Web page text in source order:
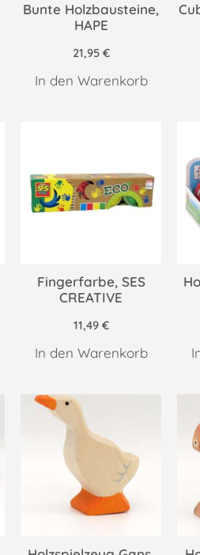
Bunte Holzbausteine,
HAPE
21,95 €
In den Warenkorb
Fingerfarbe, SES
CREATIVE
11,49 €
In den Warenkorb